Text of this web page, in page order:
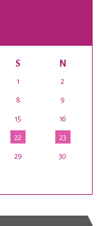
S N
1 2
8 9
15 16
22 23
29 30